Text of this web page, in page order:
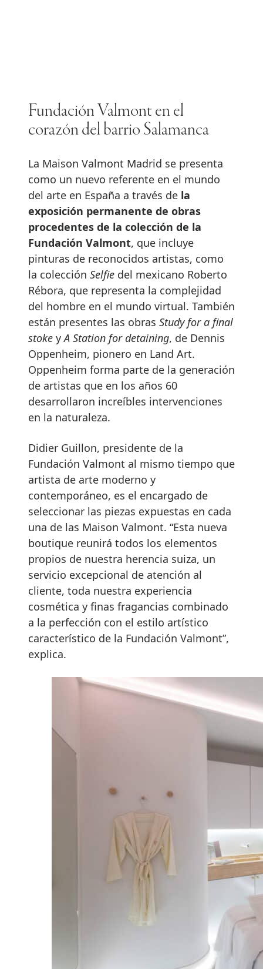
Fundación Valmont en el
corazón del barrio Salamanca
La Maison Valmont Madrid se presenta
como un nuevo referente en el mundo
del arte en España a través de la
exposición permanente de obras
procedentes de la colección de la
Fundación Valmont, que incluye
pinturas de reconocidos artistas, como
la colección Selfie del mexicano Roberto
Rébora, que representa la complejidad
del hombre en el mundo virtual. También
están presentes las obras Study for a final
stoke yA Station for detaining, de Dennis
Oppenheim, pionero en Land Art.
Oppenheim forma parte de la generación
de artistas que en los años 60
desarrollaron increíbles intervenciones
en la naturaleza.
Didier Guillon, presidente de la
Fundación Valmont al mismo tiempo que
artista de arte moderno y
contemporáneo, es el encargado de
seleccionar las piezas expuestas en cada
una de las Maison Valmont. “Esta nueva
boutique reunirá todos los elementos
propios de nuestra herencia suiza, un
servicio excepcional de atención al
cliente, toda nuestra experiencia
cosmética y finas fragancias combinado
a la perfección con el estilo artístico
característico de la Fundación Valmont”,
explica.